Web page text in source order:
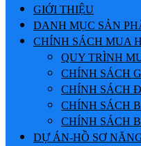
GIỚI THIỆU
DANH MỤC SẢN
CHÍNH SÁCH MUA
QUY TRÌNH
CHÍNH SÁCH
CHÍNH SÁCH
CHÍNH SÁCH
CHÍNH SÁCH
DỰ ÁN-HỒ SƠ